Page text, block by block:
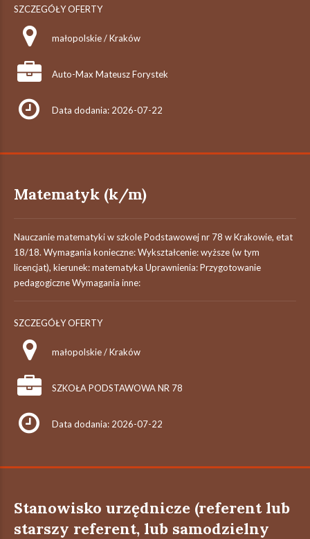
SZCZEGÓŁY OFERTY
małopolskie / Kraków
Auto-Max Mateusz Forystek
Data dodania: 2026-07-22
Matematyk (k/m)
Nauczanie matematyki w szkole Podstawowej nr 78 w Krakowie, etat
18/18. Wymagania konieczne: Wykształcenie: wyższe (w tym
licencjat), kierunek: matematyka Uprawnienia: Przygotowanie
pedagogiczne Wymagania inne:
SZCZEGÓŁY OFERTY
małopolskie / Kraków
SZKOŁA PODSTAWOWA NR 78
Data dodania: 2026-07-22
Stanowisko urzędnicze (referent lub
starszy referent, lub samodzielny